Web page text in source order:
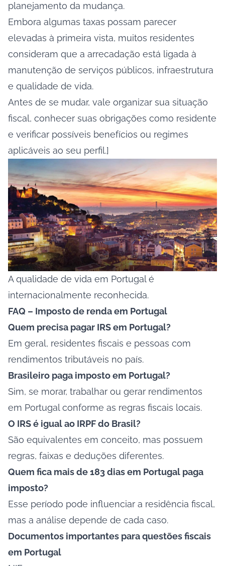
planejamento da mudança.
Embora algumas taxas possam parecer
elevadas à primeira vista, muitos residentes
consideram que a arrecadação está ligada à
manutenção de serviços públicos, infraestrutura
e qualidade de vida.
Antes de se mudar, vale organizar sua situação
fiscal, conhecer suas obrigações como residente
e verificar possíveis benefícios ou regimes
aplicáveis ao seu perfil.]
A qualidade de vida em Portugal é
internacionalmente reconhecida.
FAQ – Imposto de renda em Portugal
Quem precisa pagar IRS em Portugal?
Em geral, residentes fiscais e pessoas com
rendimentos tributáveis no país.
Brasileiro paga imposto em Portugal?
Sim, se morar, trabalhar ou gerar rendimentos
em Portugal conforme as regras fiscais locais.
O IRS é igual ao IRPF do Brasil?
São equivalentes em conceito, mas possuem
regras, faixas e deduções diferentes.
Quem fica mais de 183 dias em Portugal paga
imposto?
Esse período pode influenciar a residência fiscal,
mas a análise depende de cada caso.
Documentos importantes para questões fiscais
em Portugal